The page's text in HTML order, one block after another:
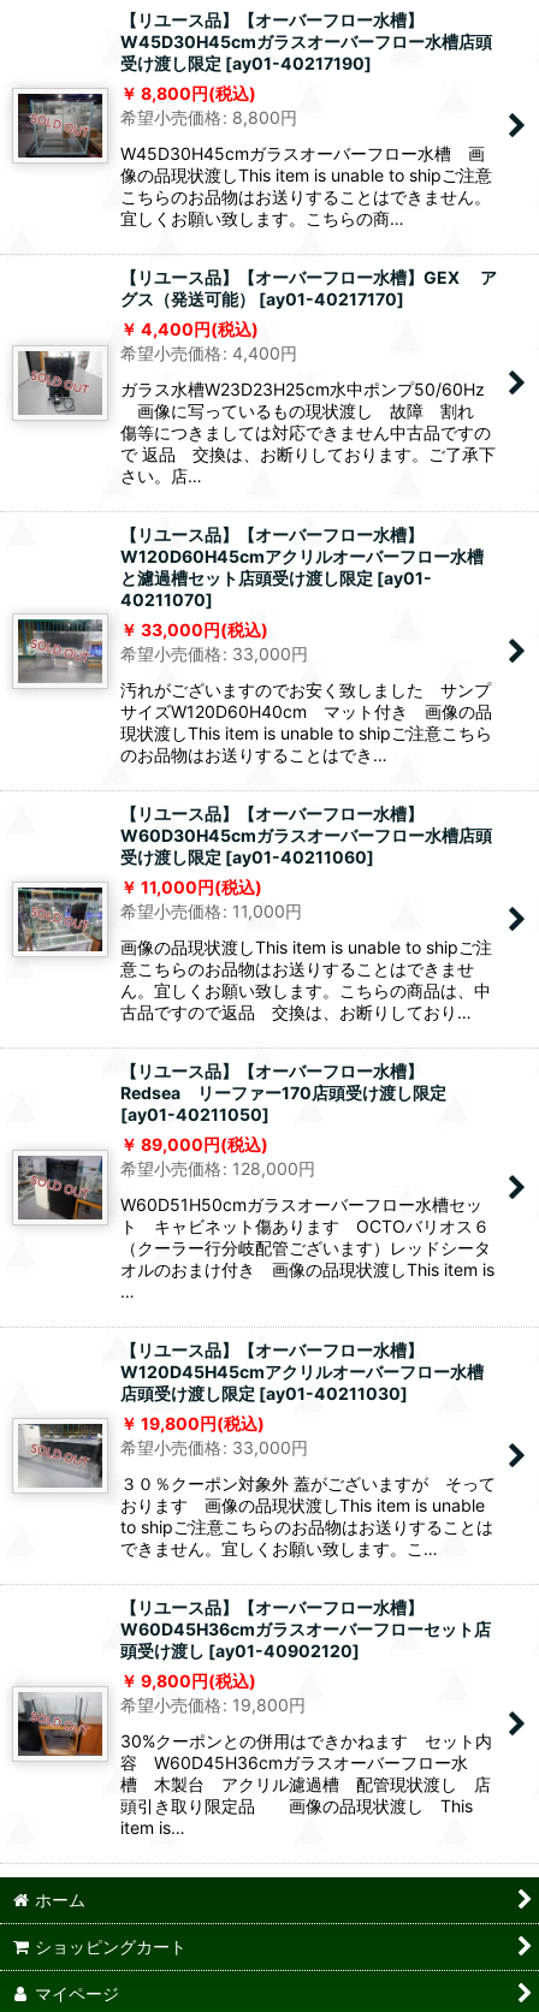
【リユース品】【オーバーフロー水槽】
W45D30H45cmガラスオーバーフロー水槽店頭
受け渡し限定 [ay01-40217190]
8,800円(税込)
希望小売価格: 8,800円
W45D30H45cmガラスオーバーフロー水槽 画
像の品現状渡しThis item is unable to shipご注意
こちらのお品物はお送りすることはできません。
宜しくお願い致します。こちらの商…
【リユース品】【オーバーフロー水槽】GEX ア
グス（発送可能）
[ay01-40217170]
4,400円(税込)
希望小売価格: 4,400円
ガラス水槽W23D23H25cm水中ポンプ50/60Hz
画像に写っているもの現状渡し 故障 割れ
傷等につきましては対応できません中古品ですの
で 返品 交換は、お断りしております。ご了承下
さい。店…
【リユース品】【オーバーフロー水槽】
W120D60H45cmアクリルオーバーフロー水槽
と濾過槽セット店頭受け渡し限定 [ay01-
40211070]
33,000円(税込)
希望小売価格: 33,000円
汚れがございますのでお安く致しました サンプ
サイズW120D60H40cm マット付き 画像の品
現状渡しThis item is unable to shipご注意こちら
のお品物はお送りすることはでき…
【リユース品】【オーバーフロー水槽】
W60D30H45cmガラスオーバーフロー水槽店頭
受け渡し限定 [ay01-40211060]
11,000円(税込)
希望小売価格: 11,000円
画像の品現状渡しThis item is unable to shipご注
意こちらのお品物はお送りすることはできませ
ん。宜しくお願い致します。こちらの商品は、中
古品ですので返品 交換は、お断りしており…
【リユース品】【オーバーフロー水槽】
Redsea リーファー170店頭受け渡し限定
[ay01-40211050]
89,000円(税込)
希望小売価格: 128,000円
W60D51H50cmガラスオーバーフロー水槽セッ
ト キャビネット傷あります OCTOバリオス６
（クーラー行分岐配管ございます）レッドシータ
オルのおまけ付き 画像の品現状渡しThis item is
…
【リユース品】【オーバーフロー水槽】
W120D45H45cmアクリルオーバーフロー水槽
店頭受け渡し限定 [ay01-40211030]
19,800円(税込)
希望小売価格: 33,000円
３０％クーポン対象外 蓋がございますが そって
おります 画像の品現状渡しThis item is unable
to shipご注意こちらのお品物はお送りすることは
できません。宜しくお願い致します。こ…
【リユース品】【オーバーフロー水槽】
W60D45H36cmガラスオーバーフローセット店
頭受け渡し [ay01-40902120]
9,800円(税込)
希望小売価格: 19,800円
30%クーポンとの併用はできかねます セット内
容 W60D45H36cmガラスオーバーフロー水
槽 木製台 アクリル濾過槽 配管現状渡し 店
頭引き取り限定品 画像の品現状渡し This
item is…
ホーム
ショッピングカート
マイページ